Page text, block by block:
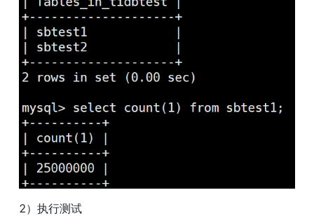
2）执行测试